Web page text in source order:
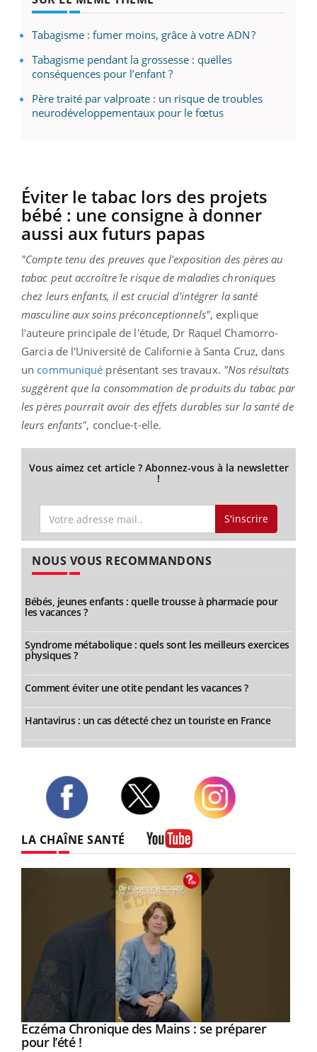
Tabagisme : fumer moins, grâce à votre ADN ?
Tabagisme pendant la grossesse : quelles
conséquences pour l’enfant ?
Père traité par valproate : un risque de troubles
neurodéveloppementaux pour le fœtus
Éviter le tabac lors des projets
bébé : une consigne à donner
aussi aux futurs papas
"Compte tenu des preuves que l'exposition des pères au
tabac peut accroître le risque de maladies chroniques
chez leurs enfants, il est crucial d'intégrer la santé
masculine aux soins préconceptionnels", explique
l'auteure principale de l'étude, Dr Raquel Chamorro-
Garcia de l'Université de Californie à Santa Cruz, dans
un communiqué présentant ses travaux. "Nos résultats
suggèrent que la consommation de produits du tabac par
les pères pourrait avoir des effets durables sur la santé de
leurs enfants", conclue-t-elle.
Vous aimez cet article ? Abonnez-vous à la newsletter
!
S'inscrire
NOUS VOUS RECOMMANDONS
Bébés, jeunes enfants : quelle trousse à pharmacie pour
les vacances ?
Syndrome métabolique : quels sont les meilleurs exercices
physiques ?
Comment éviter une otite pendant les vacances ?
Hantavirus : un cas détecté chez un touriste en France
LA CHAÎNE SANTÉ
Youtube
Eczéma Chronique des Mains : se préparer
pour l’été !Youtube